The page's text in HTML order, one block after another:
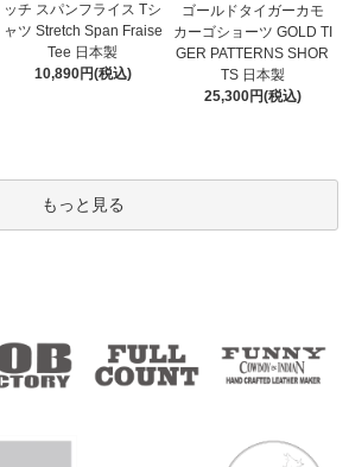
ッチ スパンフライス Tシ
ャツ Stretch Span Fraise
Tee 日本製
10,890円(税込)
ゴールドタイガーカモ
カーゴショーツ GOLD TI
GER PATTERNS SHOR
TS 日本製
25,300円(税込)
もっと見る